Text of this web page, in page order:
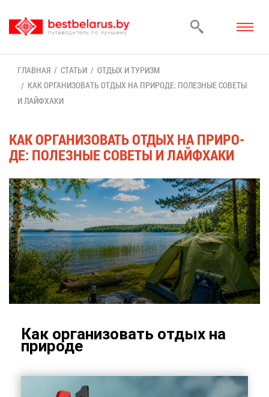
ГЛАВ­НАЯ СТА­ТЬИ
ОТ­ДЫХ И ТУ­РИЗМ
КАК ОР­ГА­НИ­ЗО­ВАТЬ ОТ­ДЫХ НА ПРИ­РО­ДЕ: ПО­ЛЕЗ­НЫЕ СО­ВЕ­ТЫ
И ЛАЙ­ФХ­А­КИ
КАК ОР­ГА­НИ­ЗО­ВАТЬ ОТ­ДЫХ НА ПРИ­РО­
ДЕ: ПО­ЛЕЗ­НЫЕ СО­ВЕ­ТЫ И ЛАЙ­ФХ­А­КИ
Как ор­га­ни­зо­вать от­дых на
при­ро­де